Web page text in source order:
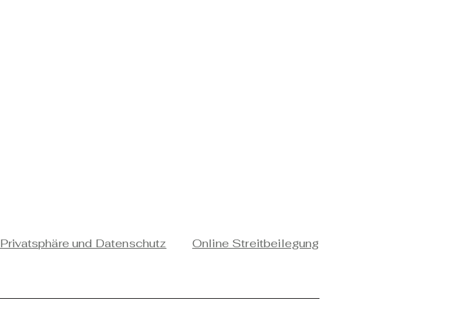
Privatsphäre und Datenschutz Online Streitbeilegung